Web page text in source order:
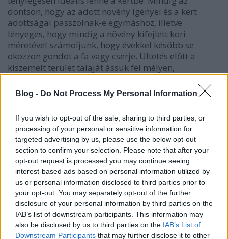
Blog - Do Not Process My Personal Information
If you wish to opt-out of the sale, sharing to third parties, or
processing of your personal or sensitive information for
targeted advertising by us, please use the below opt-out
section to confirm your selection. Please note that after your
opt-out request is processed you may continue seeing
interest-based ads based on personal information utilized by
us or personal information disclosed to third parties prior to
your opt-out. You may separately opt-out of the further
disclosure of your personal information by third parties on the
IAB’s list of downstream participants. This information may
also be disclosed by us to third parties on the IAB’s List of
Downstream Participants that may further disclose it to other
döntsön, hogy az adott növény igényei és a kert
adottságai passzolnak-e egymáshoz, illetve
lényeges, hogy mindig a növény kifejlett kori
méretével számoljunk, hogy évekkel később se
okozzon gondot a fa vagy cserje. Ültetés előtt a
kiszemelt terület talaját ássuk fel mélyen,
gyommentesítsük, és gazdagítsuk komposzt vagy
szervestrágya beforgatásával. A növényeket mindig
ugyanolyan mélyre ültessük, ahogy a dézsájukban,
beöntözés!
- Hagymások
A tavasszal virágzó hagymások gumóit már ősszel el
kell ültetni, hogy tavasszal pompás virágözön
fogadjon minket! Aki csak tavasszal kap észbe,
lemarad a csodás virágokról, hiszen ezeknek
szükségük van az ún. hideghatásra, hogy tavasszal
kihajtsanak. Az ültetést egészen november közepéig
el lehet végezni, de nem érdemes az utolsó